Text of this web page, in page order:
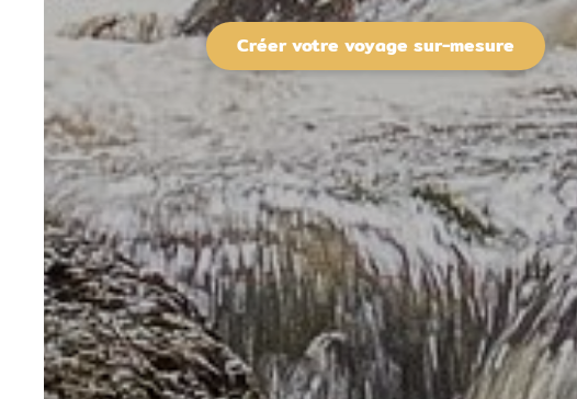
Créer votre voyage sur-mesure